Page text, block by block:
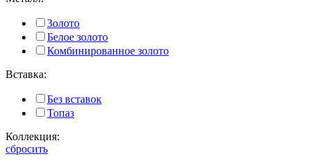
Золото
Белое золото
Комбинированное золото
Вставка:
Без вставок
Топаз
Коллекция:
сбросить